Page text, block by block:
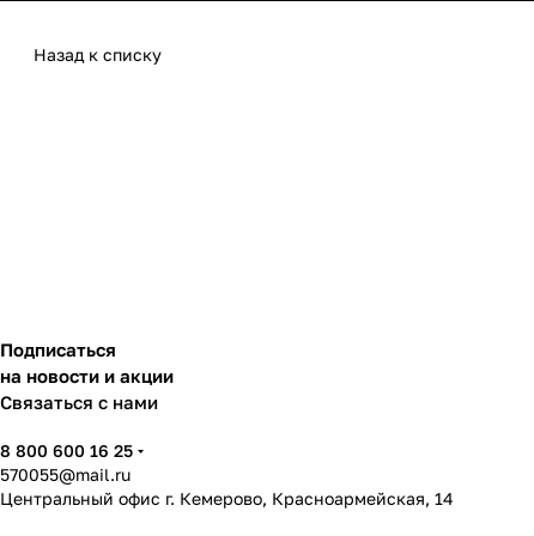
Назад к списку
Подписаться
на новости и акции
Связаться с нами
8 800 600 16 25
570055@mail.ru
Центральный офис г. Кемерово, Красноармейская, 14